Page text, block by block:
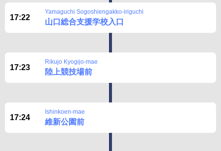
17:22
Yamaguchi Sogoshiengakko-iriguchi
山口総合支援学校入口
17:23
Rikujo Kyogijo-mae
陸上競技場前
17:24
Ishinkoen-mae
維新公園前